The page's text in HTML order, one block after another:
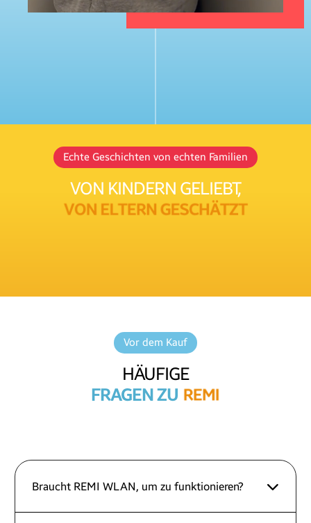
Echte Geschichten von echten Familien
VON KINDERN GELIEBT,
VON ELTERN GESCHÄTZT
Vor dem Kauf
HÄUFIGE
FRAGEN ZU REMI
Braucht REMI WLAN, um zu funktionieren?